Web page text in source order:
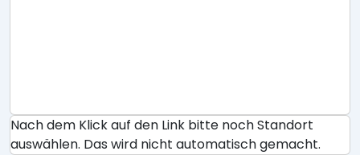
Nach dem Klick auf den Link bitte noch Standort
auswählen. Das wird nicht automatisch gemacht.